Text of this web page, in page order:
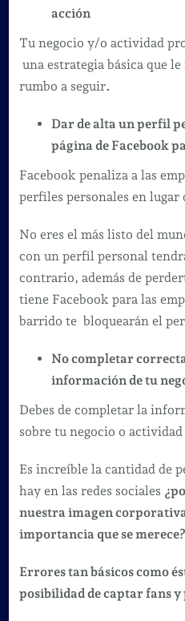
acción
Tu negocio y/o actividad
una estrategia básica que
rumbo a seguir.
Dar de alta un perfil
página de Facebook
Facebook penaliza a las
perfiles personales en lugar
No eres el más listo del
con un perfil personal
contrario, además de
tiene Facebook para las
barrido te bloquearán el
No completar
información de tu
Debes de completar la
sobre tu negocio o
Es increíble la cantidad de
hay en las redes sociales
nuestra imagen
importancia que se merece?
Errores tan básicos como
posibilidad de captar fans